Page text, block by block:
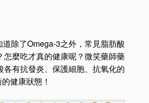
除了Omega-3之外，常見脂肪酸
麼吃才真的健康呢？微笑藥師藥
有抗發炎、保護細胞、抗氧化的
健康狀態！